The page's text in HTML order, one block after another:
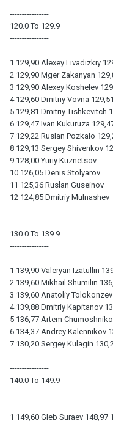
----------------
120.0 To 129.9
----------------
1 129,90 Alexey Livadizkiy
2 129,90 Mger Zakanyan
3 129,90 Alexey Koshelev
4 129,60 Dmitriy Vovna
5 129,81 Dmitriy Tishkevitch
6 129,47 Ivan Kukuruza
7 129,22 Ruslan Pozkalo
8 129,13 Sergey Shivenkov
9 128,00 Yuriy Kuznetsov
10 126,05 Denis Stolyarov
11 125,36 Ruslan Guseinov
12 124,85 Dmitriy Mulnashev
----------------
130.0 To 139.9
----------------
1 139,90 Valeryan Izatullin
2 139,60 Mikhail Shumilin
3 139,60 Anatoliy
4 139,88 Dmitriy Kapitanov
5 136,77 Artem
6 134,37 Andrey Kalennikov
7 130,20 Sergey Kulagin
----------------
140.0 To 149.9
----------------
1 149,60 Gleb Suraev 148,97